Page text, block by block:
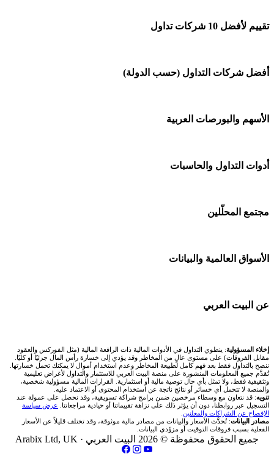
تقييم لأفضل 10 شركات تداول
شركة Capital.com
منصة بينانس
شركة Xm
انتراكتيف بروكرز IBKR
أفضل شركات التداول (حسب الدولة)
شركات تداول في السعودية
شركات تداول في قطر
شركات تداول في عُمان
شركات تداول في فلسطين
شركات تداول في مصر
الأسهم والبورصات العربية
🌍 كل البورصات العربية
🇪🇬 البورصة المصرية
🇶🇦 بورصة قطر
🇧🇭 بورصة البحرين
🇴🇲 بورصة مسقط
🇵🇸 بورصة فلسطين
أدوات التداول والحاسبات
🕌 حاسبة الزكاة
📌 حاسبة النقاط المحورية
📏 حاسبة حجم المركز
🔄 حاسبة تكلفة السواب
📈 حاسبة عائد التداول
مجتمع المحلّلين
🧱 حائط المجتمع
الأسواق العالمية والبيانات
🌐 المؤشرات العالمية
🥇 أسعار الذهب والمعادن
💱 أسعار العملات والفوركس
💵 سعر الريال السعودي في مصر
📅 المؤشرات الاقتصادية
عن البيت العربي
من نحن
تواصل معنا
فريق المؤلفين
مقالات تعليمية
إخلاء المسؤولية: ينطوي التداول في الأدوات المالية ذات الرافعة المالية (مثل الفوركس والعقود
مقابل الفروقات) على مستوى عالٍ من المخاطر وقد يؤدي إلى خسارة رأس المال جزئيًا أو كليًا.
ننصح بالتداول فقط بعد فهم كامل لطبيعة المخاطر وعدم استخدام أموال لا يمكنك تحمل خسارتها.
تُقدَّم جميع المعلومات المنشورة على منصة البيت العربي للاستثمار والتداول لأغراض تعليمية
وتثقيفية فقط، ولا تمثل بأي حال توصية مالية أو استثمارية. القرارات المالية مسؤولية شخصية،
والمنصة لا تتحمل أي خسائر أو نتائج ناتجة عن استخدام المحتوى أو الاعتماد عليه.
تنويه: قد نتعاون مع وسطاء مرخصين ضمن برامج شراكة تسويقية، وقد نحصل على عمولة عند
التسجيل عبر روابطنا، دون أن يؤثر ذلك على نزاهة تقييماتنا أو حيادية مراجعاتنا. عرض سياسة
الإفصاح عن الشراكات والمعلنين
مصادر البيانات: تُحدَّث الأسعار والبيانات من مصادر مالية موثوقة، وقد تختلف قليلاً عن الأسعار
الفعلية بسبب فروقات التوقيت أو مزوّدي البيانات.
جميع الحقوق محفوظة © 2026 البيت العربي · Arabix Ltd, UK